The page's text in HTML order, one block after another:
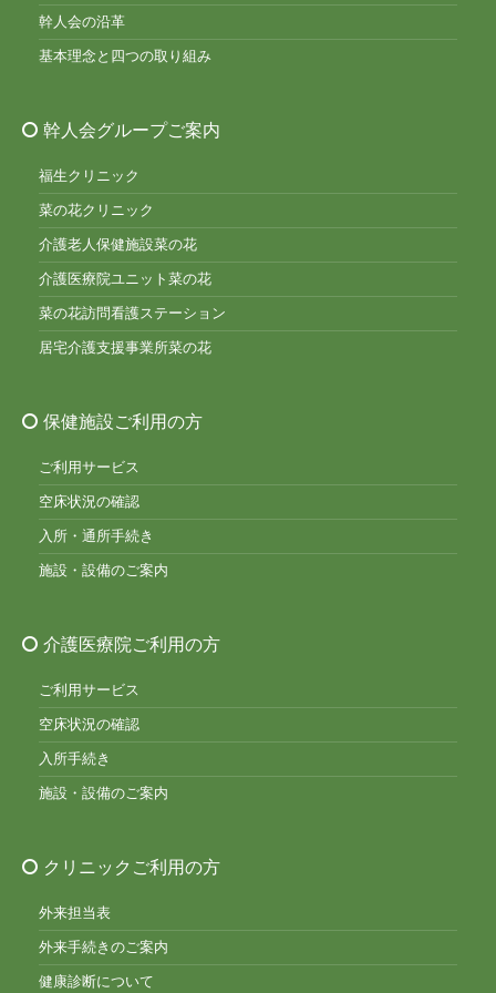
幹人会の沿革
基本理念と四つの取り組み
幹人会グループご案内
福生クリニック
菜の花クリニック
介護老人保健施設菜の花
介護医療院ユニット菜の花
菜の花訪問看護ステーション
居宅介護支援事業所菜の花
保健施設ご利用の方
ご利用サービス
空床状況の確認
入所・通所手続き
施設・設備のご案内
介護医療院ご利用の方
ご利用サービス
空床状況の確認
入所手続き
施設・設備のご案内
クリニックご利用の方
外来担当表
外来手続きのご案内
健康診断について